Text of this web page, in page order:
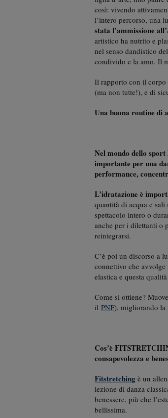
così: vivendo
l’intero percorso, una
stata l’ammissione
artistico ha nutrito e
nel senso dandistico
condivido e la amo. Il
Il rapporto con il corpo
(ma non tutte!), e di
Una buona routine di
Nel mondo dello sport
importante per una
performance,
L’idratazione è
quantità di acqua e
spettacolo intero o
anche per i dilettanti o
reintegrarsi.
C’è poi un discorso a
connettivo che
elastica e questa
Come si ottiene?
il PNF), migliorando la
Cos’è
consapevolezza e
Fitstretching è un
lezione di danza
benessere, più che
bellissima.